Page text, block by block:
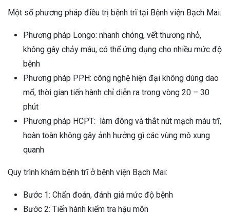
Một số phương pháp điều trị bệnh trĩ tại Bệnh viện Bạch Mai:
Phương pháp Longo: nhanh chóng, vết thương nhỏ,
không gây chảy máu, có thể ứng dụng cho nhiều mức độ
bệnh
Phương pháp PPH: công nghệ hiện đại không dùng dao
mổ, thời gian tiến hành chỉ diễn ra trong vòng 20 – 30
phút
Phương pháp HCPT: làm đông và thắt nút mạch máu trĩ,
hoàn toàn không gây ảnh hưởng gì các vùng mô xung
quanh
Quy trình khám bệnh trĩ ở bệnh viện Bạch Mai:
Bước 1: Chẩn đoán, đánh giá mức độ bệnh
Bước 2: Tiến hành kiểm tra hậu môn